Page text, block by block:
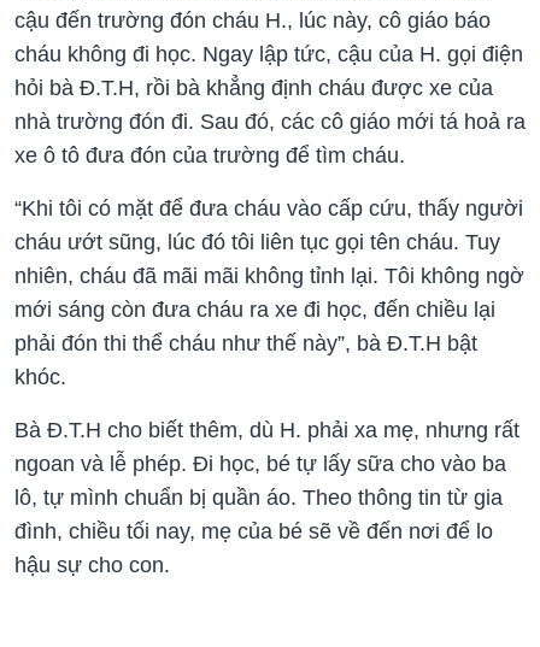
cậu đến trường đón cháu H., lúc này, cô giáo báo
cháu không đi học. Ngay lập tức, cậu của H. gọi điện
hỏi bà Đ.T.H, rồi bà khẳng định cháu được xe của
nhà trường đón đi. Sau đó, các cô giáo mới tá hoả ra
xe ô tô đưa đón của trường để tìm cháu.
“Khi tôi có mặt để đưa cháu vào cấp cứu, thấy người
cháu ướt sũng, lúc đó tôi liên tục gọi tên cháu. Tuy
nhiên, cháu đã mãi mãi không tỉnh lại. Tôi không ngờ
mới sáng còn đưa cháu ra xe đi học, đến chiều lại
phải đón thi thể cháu như thế này”, bà Đ.T.H bật
khóc.
Bà Đ.T.H cho biết thêm, dù H. phải xa mẹ, nhưng rất
ngoan và lễ phép. Đi học, bé tự lấy sữa cho vào ba
lô, tự mình chuẩn bị quần áo. Theo thông tin từ gia
đình, chiều tối nay, mẹ của bé sẽ về đến nơi để lo
hậu sự cho con.